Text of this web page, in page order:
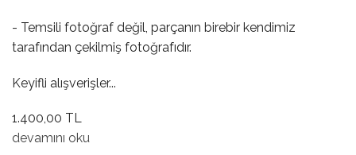
- Temsili fotoğraf değil, parçanın birebir kendimiz
tarafından çekilmiş fotoğrafıdır.
Keyifli alışverişler...
1.400,00 TL
Rolanti Valfi hakkında
devamını oku